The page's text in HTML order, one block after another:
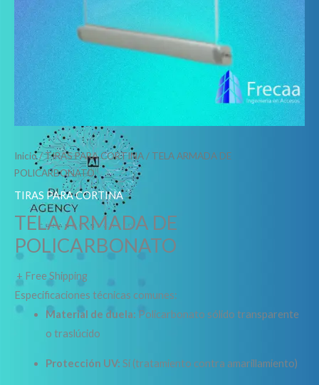
Inicio/TIRAS PARA CORTINA/ TELA ARMADA DE
POLICARBONATO
TIRAS PARA CORTINA
TELA ARMADA DE
POLICARBONATO
+ Free Shipping
Especificaciones técnicas comunes:
Material de duela: Policarbonato sólido transparente
o traslúcido
Protección UV: Sí (tratamiento contra amarillamiento)